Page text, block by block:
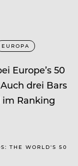
EUROPA
Europe’s 50
drei Bars
im Ranking
THE WORLD'S 50